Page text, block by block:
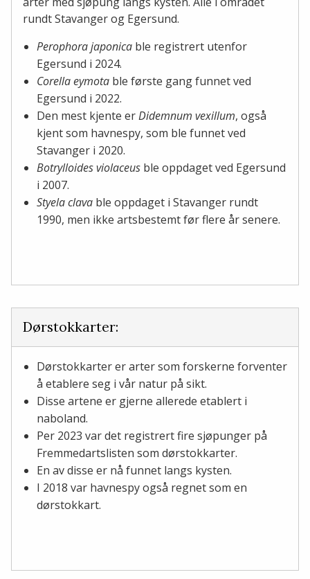
rundt Stavanger og Egersund.
Perophora japonica ble registrert utenfor
Egersund i 2024.
Corella eymota ble første gang funnet ved
Egersund i 2022.
Den mest kjente erDidemnum vexillum, også
kjent som havnespy, som ble funnet ved
Stavanger i 2020.
Botrylloides violaceus ble oppdaget ved Egersund
i 2007.
Styela clava ble oppdaget i Stavanger rundt
1990, men ikke artsbestemt før flere år senere.
Dørstokkarter:
Dørstokkarter er arter som forskerne forventer
å etablere seg i vår natur på sikt.
Disse artene er gjerne allerede etablert i
naboland.
Per 2023 var det registrert fire sjøpunger på
Fremmedartslisten som dørstokkarter.
En av disse er nå funnet langs kysten.
I 2018 var havnespy også regnet som en
dørstokkart.